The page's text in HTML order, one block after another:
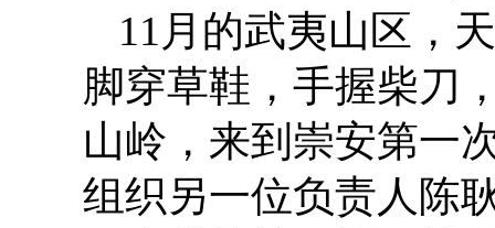
11月的武夷山区，
脚穿草鞋，手握柴刀
山岭，来到崇安第一
组织另一位负责人陈